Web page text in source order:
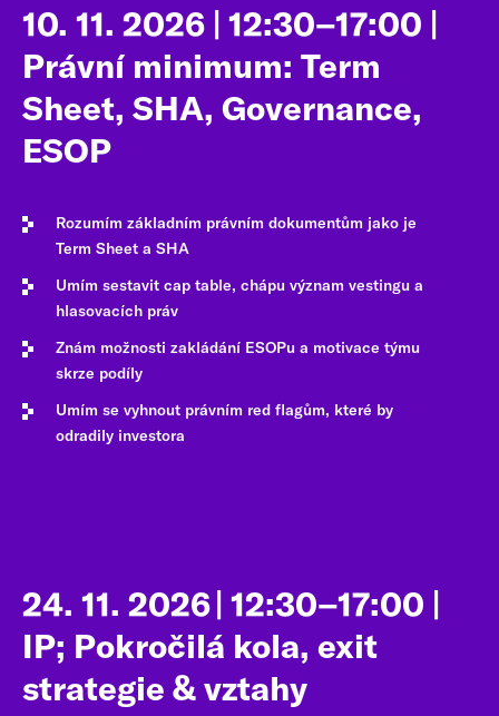
10. 11. 2026 | 12:30–17:00 |
Právní minimum: Term
Sheet, SHA, Governance,
ESOP
Rozumím základním právním dokumentům jako je
Term Sheet a SHA
Umím sestavit cap table, chápu význam vestingu a
hlasovacích práv
Znám možnosti zakládání ESOPu a motivace týmu
skrze podíly
Umím se vyhnout právním red flagům, které by
odradily investora
24. 11. 2026 | 12:30–17:00 |
IP; Pokročilá kola, exit
strategie & vztahy